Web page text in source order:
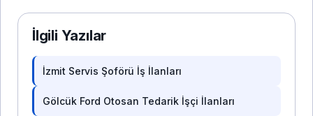
İlgili Yazılar
İzmit Servis Şoförü İş İlanları
Gölcük Ford Otosan Tedarik İşçi İlanları